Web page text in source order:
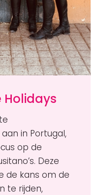
Holidays
in Portugal,
op de
Deze
de kans om de
te rijden,